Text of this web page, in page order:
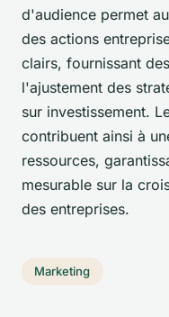
d'audience permet
des actions
clairs, fournissant
l'ajustement des
sur investissement.
contribuent ainsi à
ressources,
mesurable sur la
des entreprises.
Marketing